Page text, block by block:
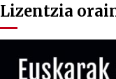
Lizentzia